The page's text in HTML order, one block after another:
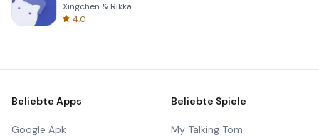
Xingchen & Rikka
4.0
Beliebte Apps
Google Apk
Beliebte Spiele
My Talking Tom